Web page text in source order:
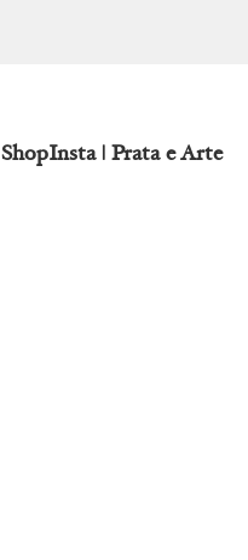
ShopInsta | Prata e Arte